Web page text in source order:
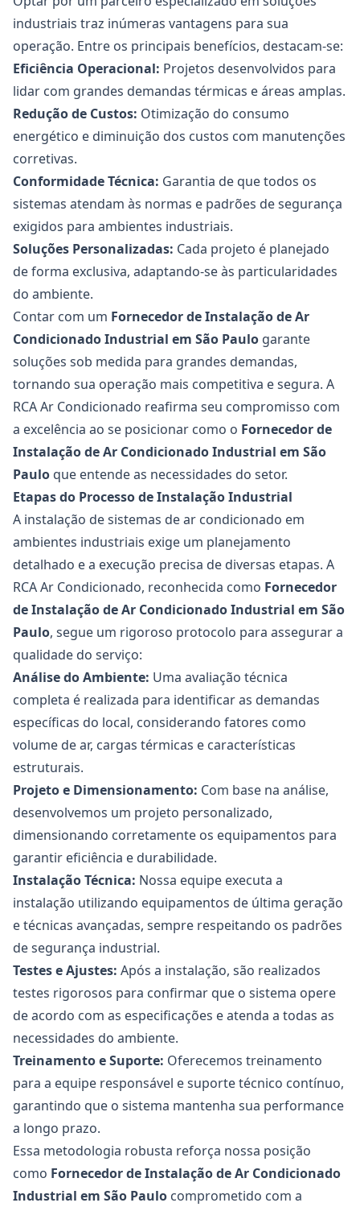
industriais traz inúmeras vantagens para sua
operação. Entre os principais benefícios, destacam-se:
Eficiência Operacional: Projetos desenvolvidos para
lidar com grandes demandas térmicas e áreas amplas.
Redução de Custos: Otimização do consumo
energético e diminuição dos custos com manutenções
corretivas.
Conformidade Técnica: Garantia de que todos os
sistemas atendam às normas e padrões de segurança
exigidos para ambientes industriais.
Soluções Personalizadas: Cada projeto é planejado
de forma exclusiva, adaptando-se às particularidades
do ambiente.
Contar com um Fornecedor de Instalação de Ar
Condicionado Industrial em São Paulo garante
soluções sob medida para grandes demandas,
tornando sua operação mais competitiva e segura. A
RCA Ar Condicionado reafirma seu compromisso com
a excelência ao se posicionar como o Fornecedor de
Instalação de Ar Condicionado Industrial em São
Paulo que entende as necessidades do setor.
Etapas do Processo de Instalação Industrial
A instalação de sistemas de ar condicionado em
ambientes industriais exige um planejamento
detalhado e a execução precisa de diversas etapas. A
RCA Ar Condicionado, reconhecida como Fornecedor
de Instalação de Ar Condicionado Industrial em São
Paulo, segue um rigoroso protocolo para assegurar a
qualidade do serviço:
Análise do Ambiente: Uma avaliação técnica
completa é realizada para identificar as demandas
específicas do local, considerando fatores como
volume de ar, cargas térmicas e características
estruturais.
Projeto e Dimensionamento: Com base na análise,
desenvolvemos um projeto personalizado,
dimensionando corretamente os equipamentos para
garantir eficiência e durabilidade.
Instalação Técnica: Nossa equipe executa a
instalação utilizando equipamentos de última geração
e técnicas avançadas, sempre respeitando os padrões
de segurança industrial.
Testes e Ajustes: Após a instalação, são realizados
testes rigorosos para confirmar que o sistema opere
de acordo com as especificações e atenda a todas as
necessidades do ambiente.
Treinamento e Suporte: Oferecemos treinamento
para a equipe responsável e suporte técnico contínuo,
garantindo que o sistema mantenha sua performance
a longo prazo.
Essa metodologia robusta reforça nossa posição
como Fornecedor de Instalação de Ar Condicionado
Industrial em São Paulo comprometido com a